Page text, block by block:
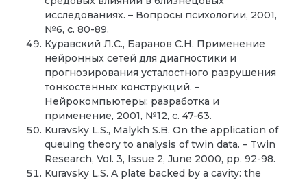
исследованиях. – Вопросы психологии, 2001,
№6, с. 80-89.
Куравский Л.С., Баранов С.Н. Применение
нейронных сетей для диагностики и
прогнозирования усталостного разрушения
тонкостенных конструкций. –
Нейрокомпьютеры: разработка и
применение, 2001, №12, с. 47-63.
Kuravsky L.S., Malykh S.B. On the application of
queuing theory to analysis of twin data. – Twin
Research, Vol. 3, Issue 2, June 2000, pp. 92-98.
Kuravsky L.S. A plate backed by a cavity: the